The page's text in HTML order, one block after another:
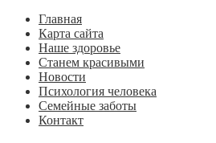
Главная
Карта сайта
Наше здоровье
Станем красивыми
Новости
Психология человека
Семейные заботы
Контакт